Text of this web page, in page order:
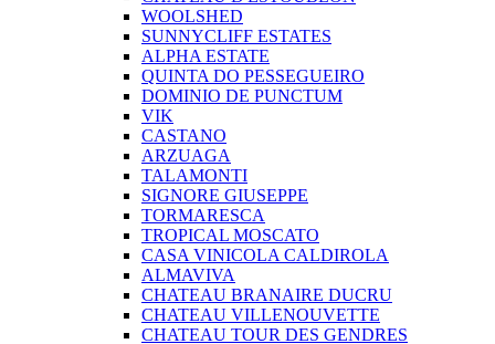
WOOLSHED
SUNNYCLIFF ESTATES
ALPHA ESTATE
QUINTA DO PESSEGUEIRO
DOMINIO DE PUNCTUM
VIK
CASTANO
ARZUAGA
TALAMONTI
SIGNORE GIUSEPPE
TORMARESCA
TROPICAL MOSCATO
CASA VINICOLA CALDIROLA
ALMAVIVA
CHATEAU BRANAIRE DUCRU
CHATEAU VILLENOUVETTE
CHATEAU TOUR DES GENDRES